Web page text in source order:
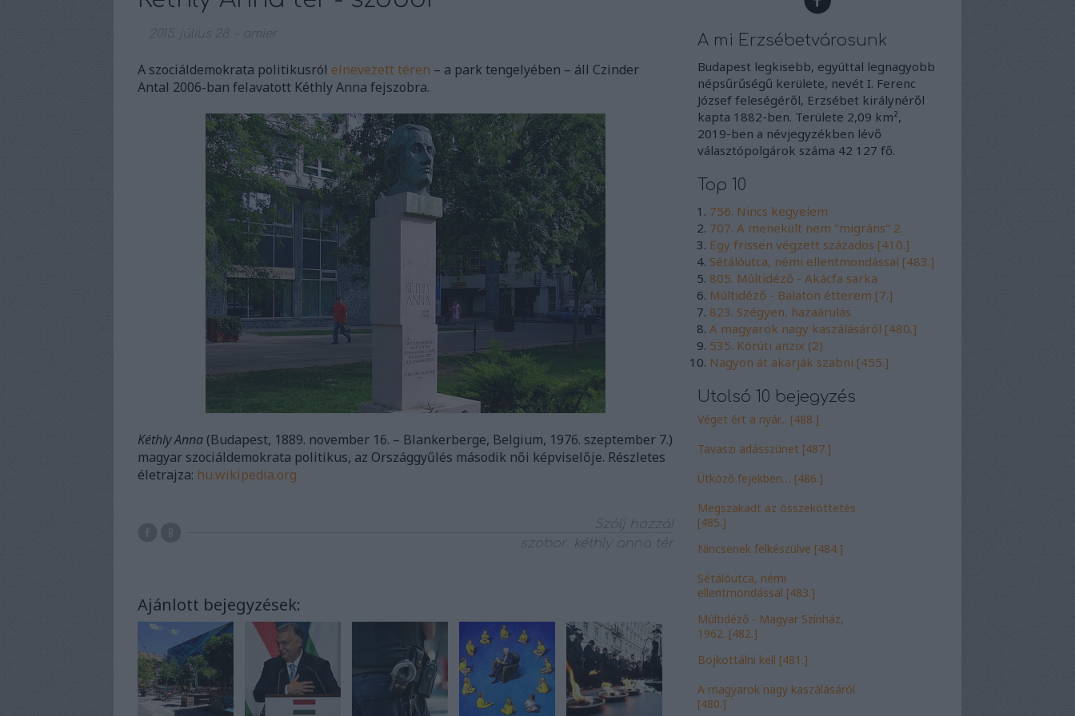
2015. július 28. amier
A szociáldemokrata politikusról elnevezett téren – a park tengelyében – áll Czinder
Antal 2006-ban felavatott Kéthly Anna fejszobra.
Kéthly Anna (Budapest, 1889. november 16. – Blankerberge, Belgium, 1976. szeptember 7.)
magyar szociáldemokrata politikus, az Országgyűlés második női képviselője. Részletes
életrajza: hu.wikipedia.org
Szólj hozzá!
szobor
kéthly anna tér
Ajánlott bejegyzések:
A mi Erzsébetvárosunk
Budapest legkisebb, egyúttal legnagyobb
népsűrűségű kerülete, nevét I. Ferenc
József feleségéről, Erzsébet királynéről
kapta 1882-ben. Területe 2,09 km²,
2019-ben a névjegyzékben lévő
választópolgárok száma 42 127 fő.
Top 10
756. Nincs kegyelem
707. A menekült nem "migráns" 2.
Egy frissen végzett százados [410.]
Sétálóutca, némi ellentmondással [483.]
805. Múltidéző - Akácfa sarka
Múltidéző - Balaton étterem [7.]
823. Szégyen, hazaárulás
A magyarok nagy kaszálásáról [480.]
535. Körúti anzix (2)
Nagyon át akarják szabni [455.]
Utolsó 10 bejegyzés
Véget ért a nyár... [488.]
Tavaszi adásszünet [487.]
Ütköző fejekben… [486.]
Megszakadt az összeköttetés
[485.]
Nincsenek felkészülve [484.]
Sétálóutca, némi
ellentmondással [483.]
Múltidéző - Magyar Színház,
1962. [482.]
Bojkottálni kell [481.]
A magyarok nagy kaszálásáról
[480.]